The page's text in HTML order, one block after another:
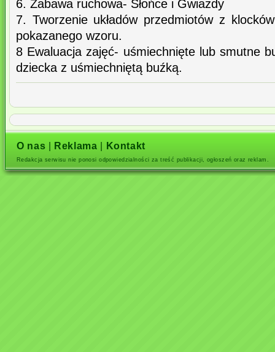
6. Zabawa ruchowa- Słońce i Gwiazdy
7. Tworzenie układów przedmiotów z
pokazanego wzoru.
8 Ewaluacja zajęć- uśmiechnięte lub smutne
dziecka z uśmiechniętą buźką.
O nas Reklama Kontakt
Redakcja serwisu nie ponosi odpowiedzialności za treść publikacji, ogłoszeń oraz reklam.